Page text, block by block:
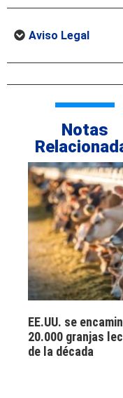
Aviso Legal
Notas
EE.UU. se
20.000 granjas
de la década